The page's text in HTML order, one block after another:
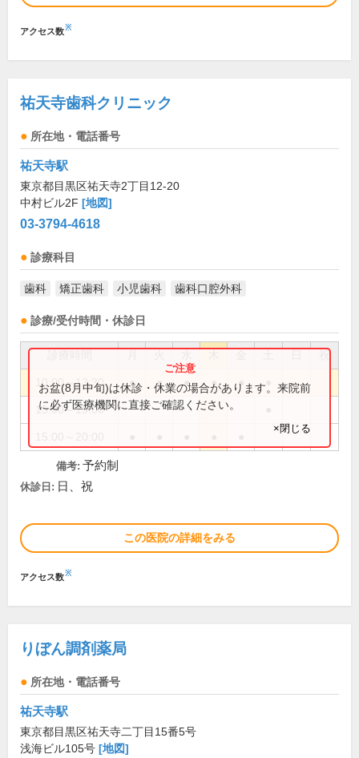
アクセス数※
祐天寺歯科クリニック
所在地・電話番号
祐天寺駅
東京都目黒区祐天寺2丁目12-20
中村ビル2F [地図]
03-3794-4618
診療科目
歯科 矯正歯科 小児歯科 歯科口腔外科
診療/受付時間・休診日
祝
10:00～13:30 ● ● ● ● ●
15:00～19:00
お盆(8月中旬)は休診・休業の場合があります。来院前
に必ず医療機関に直接ご確認ください。
×閉じる
備考: 予約制
休診日: 日、祝
この医院の詳細をみる
アクセス数※
りぼん調剤薬局
所在地・電話番号
祐天寺駅
東京都目黒区祐天寺二丁目15番5号
浅海ビル105号 [地図]